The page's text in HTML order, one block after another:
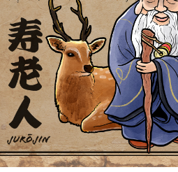
Jurōjin 寿老人
Yokaidex